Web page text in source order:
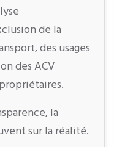
de la
des usages
des ACV
la
sur la réalité.